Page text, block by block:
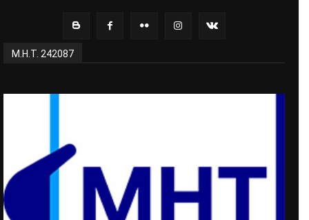
Μ.Η.Τ. 242087